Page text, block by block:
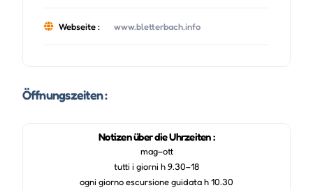
Webseite : www.bletterbach.info
Öffnungszeiten :
Notizen über die Uhrzeiten :
mag–ott
tutti i giorni h 9.30–18
ogni giorno escursione guidata h 10.30